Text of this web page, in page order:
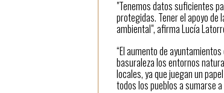
"Tenemos datos suficientes
protegidas. Tener el apoyo
ambiental", afirma Lucía
“El aumento de
basuraleza los entornos
locales, ya que juegan un
todos los pueblos a sumarse